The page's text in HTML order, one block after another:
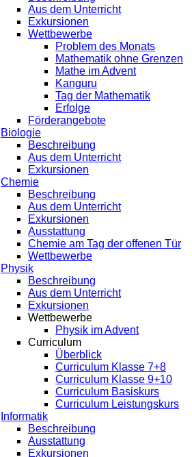
Aus dem Unterricht
Exkursionen
Wettbewerbe
Problem des Monats
Mathematik ohne Grenzen
Mathe im Advent
Kanguru
Tag der Mathematik
Erfolge
Förderangebote
Biologie
Beschreibung
Aus dem Unterricht
Exkursionen
Chemie
Beschreibung
Aus dem Unterricht
Exkursionen
Ausstattung
Chemie am Tag der offenen Tür
Wettbewerbe
Physik
Beschreibung
Aus dem Unterricht
Exkursionen
Wettbewerbe
Physik im Advent
Curriculum
Überblick
Curriculum Klasse 7+8
Curriculum Klasse 9+10
Curriculum Basiskurs
Curriculum Leistungskurs
Informatik
Beschreibung
Ausstattung
Exkursionen